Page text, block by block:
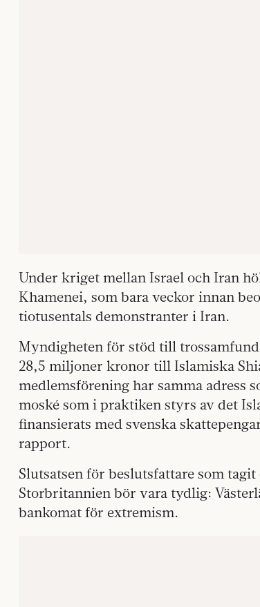
Under kriget mellan Israel och Iran
Khamenei, som bara veckor innan
tiotusentals demonstranter i Iran.
Myndigheten för stöd till trossamfund
28,5 miljoner kronor till Islamiska
medlemsförening har samma adress
moské som i praktiken styrs av det
finansierats med svenska
rapport.
Slutsatsen för beslutsfattare som
Storbritannien bör vara tydlig:
bankomat för extremism.